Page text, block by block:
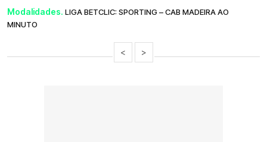
Modalidades. LIGA BETCLIC: SPORTING – CAB MADEIRA AO
MINUTO
< >